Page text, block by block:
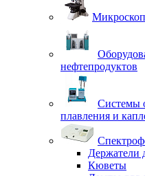
нефтепродуктов
Системы
плавления и
Держатели
Кюветы